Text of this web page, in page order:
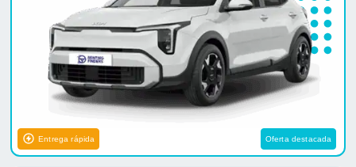
Entrega rápida Oferta destacada